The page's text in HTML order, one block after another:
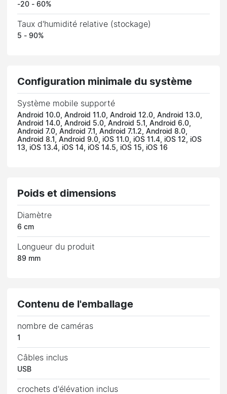
-20 - 60%
Taux d'humidité relative (stockage)
5 - 90%
Configuration minimale du système
Système mobile supporté
Android 10.0, Android 11.0, Android 12.0, Android 13.0,
Android 14.0, Android 5.0, Android 5.1, Android 6.0,
Android 7.0, Android 7.1, Android 7.1.2, Android 8.0,
Android 8.1, Android 9.0, iOS 11.0, iOS 11.4, iOS 12, iOS
13, iOS 13.4, iOS 14, iOS 14.5, iOS 15, iOS 16
Poids et dimensions
Diamètre
6 cm
Longueur du produit
89 mm
Contenu de l'emballage
nombre de caméras
1
Câbles inclus
USB
crochets d'élévation inclus